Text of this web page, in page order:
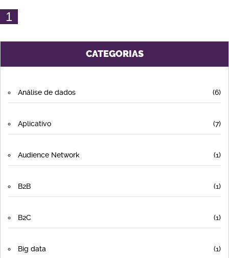
1
CATEGORIAS
Análise de dados (6)
Aplicativo (7)
Audience Network (1)
B2B (1)
B2C (1)
Big data (1)